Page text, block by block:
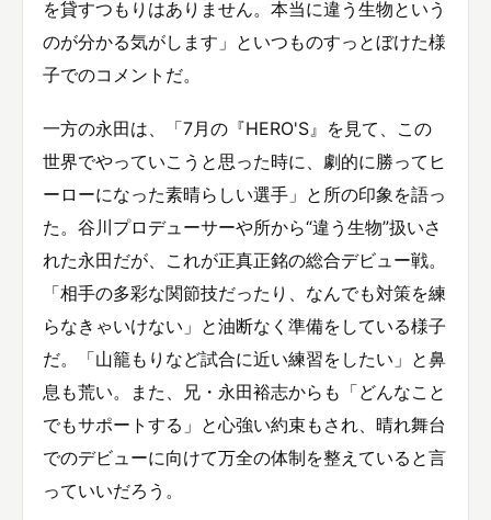
を貸すつもりはありません。本当に違う生物という
のが分かる気がします」といつものすっとぼけた様
子でのコメントだ。
一方の永田は、「7月の『HERO'S』を見て、この
世界でやっていこうと思った時に、劇的に勝ってヒ
ーローになった素晴らしい選手」と所の印象を語っ
た。谷川プロデューサーや所から“違う生物”扱いさ
れた永田だが、これが正真正銘の総合デビュー戦。
「相手の多彩な関節技だったり、なんでも対策を練
らなきゃいけない」と油断なく準備をしている様子
だ。「山籠もりなど試合に近い練習をしたい」と鼻
息も荒い。また、兄・永田裕志からも「どんなこと
でもサポートする」と心強い約束もされ、晴れ舞台
でのデビューに向けて万全の体制を整えていると言
っていいだろう。